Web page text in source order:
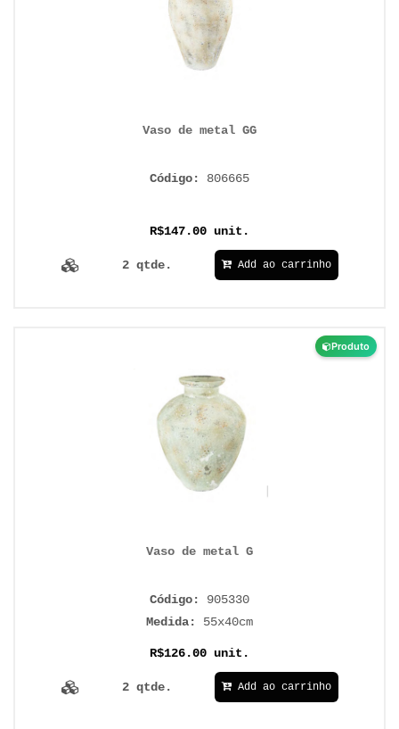
Vaso de metal GG
Código: 806665
R$147.00 unit.
2 qtde. Add ao carrinho
Produto
Vaso de metal G
Código: 905330
Medida: 55x40cm
R$126.00 unit.
2 qtde. Add ao carrinho